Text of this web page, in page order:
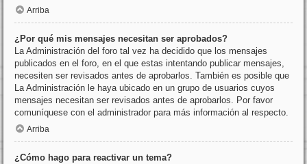
Arriba
¿Por qué mis mensajes necesitan ser aprobados?
La Administración del foro tal vez ha decidido que los mensajes
publicados en el foro, en el que estas intentando publicar mensajes,
necesiten ser revisados antes de aprobarlos. También es posible que
La Administración le haya ubicado en un grupo de usuarios cuyos
mensajes necesitan ser revisados antes de aprobarlos. Por favor
comuníquese con el administrador para más información al respecto.
Arriba
¿Cómo hago para reactivar un tema?